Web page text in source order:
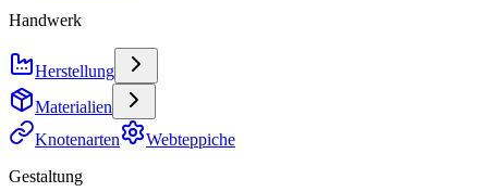
Handwerk
Herstellung
Materialien
Knotenarten
Webteppiche
Gestaltung